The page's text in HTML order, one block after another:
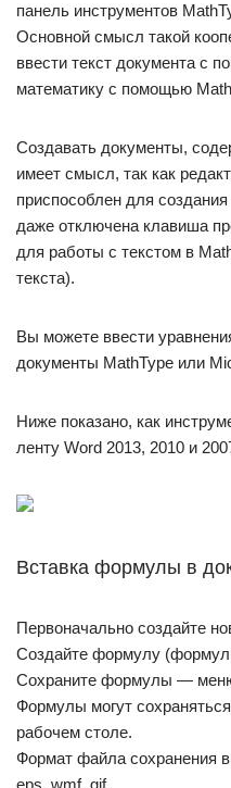
панель инструментов
Основной смысл такой
ввести текст документа с
математику с помощью
Создавать документы,
имеет смысл, так как
приспособлен для
даже отключена клавиша
для работы с текстом в
текста).
Вы можете ввести
документы MathType или
Ниже показано, как
ленту Word 2013, 2010 и
Вставка формулы в
Первоначально создайте
Создайте формулу
Сохраните формулы —
Формулы могут
рабочем столе.
Формат файла сохранения
eps, wmf, gif.